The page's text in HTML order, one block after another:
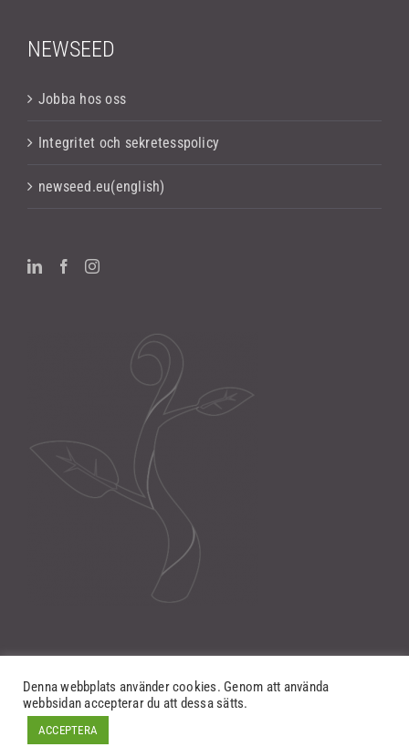
NEWSEED
Jobba hos oss
Integritet och sekretesspolicy
newseed.eu(english)
Denna webbplats använder cookies. Genom att använda
webbsidan accepterar du att dessa sätts.
ACCEPTERA